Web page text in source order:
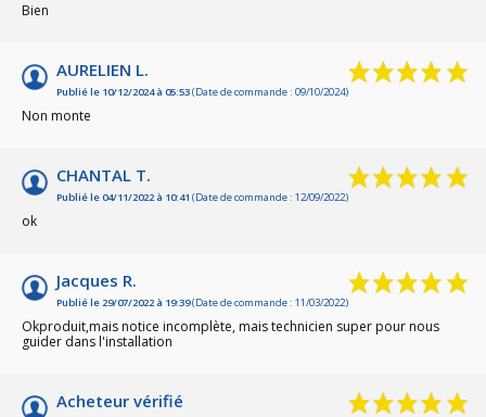
Bien
AURELIEN L.
Publié le 10/12/2024 à 05:53(Date de commande : 09/10/2024)
Non monte
CHANTAL T.
Publié le 04/11/2022 à 10:41 (Date de commande : 12/09/2022)
ok
Jacques R.
Publié le 29/07/2022 à 19:39(Date de commande : 11/03/2022)
Okproduit,mais notice incomplète, mais technicien super pour nous
guider dans l'installation
Acheteur vérifié